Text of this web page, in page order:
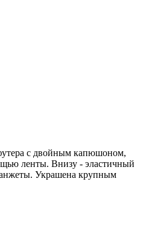
с двойным капюшоном,
ленты. Внизу - эластичный
Украшена крупным